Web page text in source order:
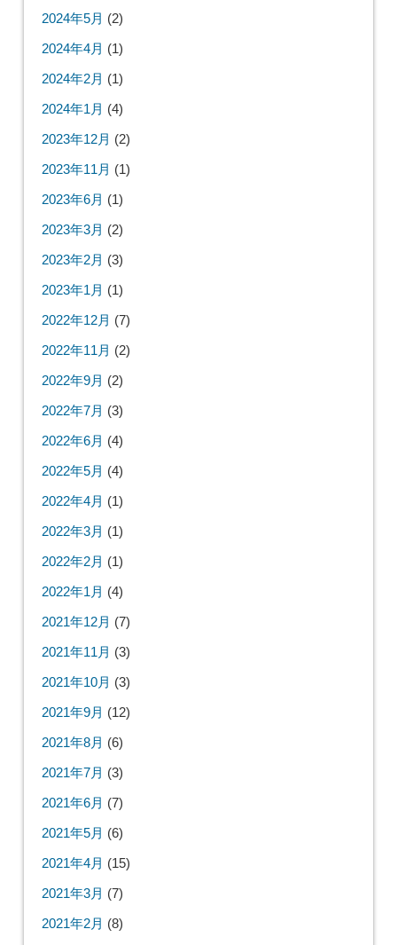
2024年5月 (2)
2024年4月 (1)
2024年2月 (1)
2024年1月 (4)
2023年12月 (2)
2023年11月 (1)
2023年6月 (1)
2023年3月 (2)
2023年2月 (3)
2023年1月 (1)
2022年12月 (7)
2022年11月 (2)
2022年9月 (2)
2022年7月 (3)
2022年6月 (4)
2022年5月 (4)
2022年4月 (1)
2022年3月 (1)
2022年2月 (1)
2022年1月 (4)
2021年12月 (7)
2021年11月 (3)
2021年10月 (3)
2021年9月 (12)
2021年8月 (6)
2021年7月 (3)
2021年6月 (7)
2021年5月 (6)
2021年4月 (15)
2021年3月 (7)
2021年2月 (8)